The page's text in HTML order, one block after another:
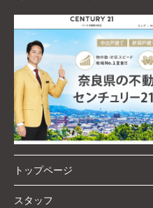
トップページ
スタッフ